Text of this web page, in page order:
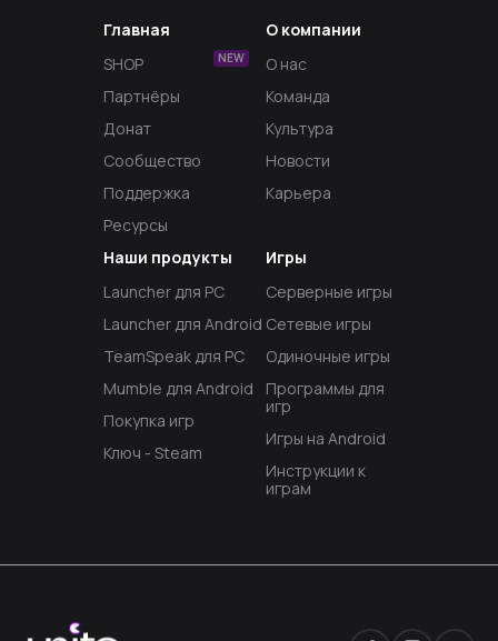
Главная
SHOP
NEW
Партнёры
Донат
Сообщество
Поддержка
Ресурсы
Наши продукты
Launcher для PC
Launcher для Android
TeamSpeak для PC
Mumble для Android
Покупка игр
Ключ - Steam
Игры
Серверные игры
Сетевые игры
Одиночные игры
Программы для
игр
Игры на Android
Инструкции к
играм
О компании
О нас
Команда
Культура
Новости
Карьера